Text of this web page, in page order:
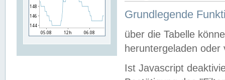
Grundlegende
über die Tabelle
heruntergeladen oder
Ist Javascript